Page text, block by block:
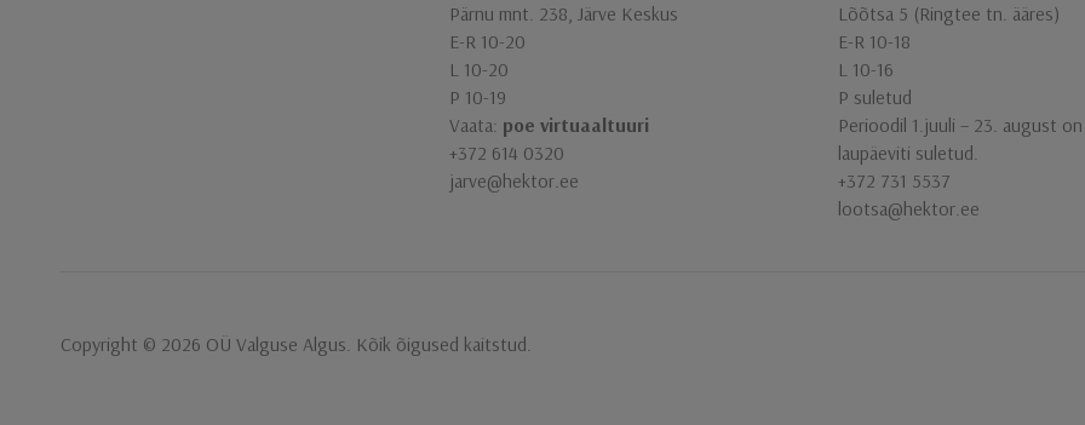
Pärnu mnt. 238, Järve Keskus
E-R 10-20
L 10-20
P 10-19
Vaata: poe virtuaaltuuri
+372 614 0320
jarve@hektor.ee
Lõõtsa 5 (Ringtee tn. ääres)
E-R 10-18
L 10-16
P suletud
Perioodil 1.juuli – 23. august
laupäeviti suletud.
+372 731 5537
lootsa@hektor.ee
Copyright ​© 2026 ​OÜ Valguse Algus​. Kõik õigused kaitstud.